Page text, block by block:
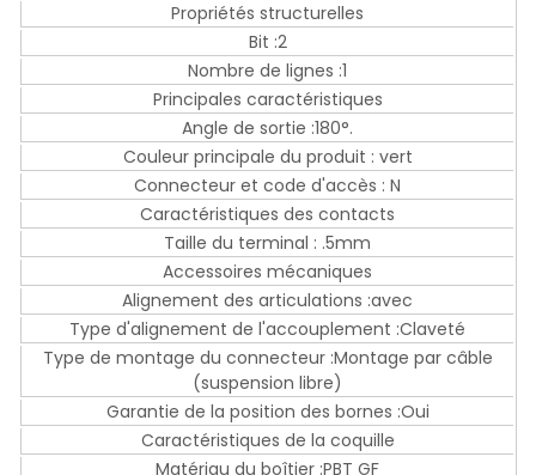
Propriétés structurelles
Bit :2
Nombre de lignes :1
Principales caractéristiques
Angle de sortie :180°.
Couleur principale du produit : vert
Connecteur et code d'accès : N
Caractéristiques des contacts
Taille du terminal : .5mm
Accessoires mécaniques
Alignement des articulations :avec
Type d'alignement de l'accouplement :Claveté
Type de montage du connecteur :Montage par câble
(suspension libre)
Garantie de la position des bornes :Oui
Caractéristiques de la coquille
Matériau du boîtier :PBT GF